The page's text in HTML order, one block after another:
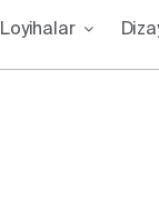
Loyihalar